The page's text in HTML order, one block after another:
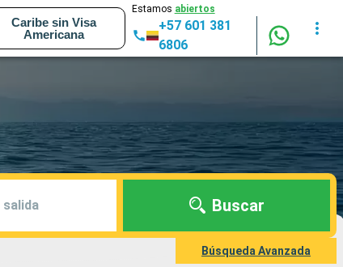
Caribe sin Visa
Americana
Estamos abiertos
+57 601 381
6806
salida Buscar
Búsqueda Avanzada